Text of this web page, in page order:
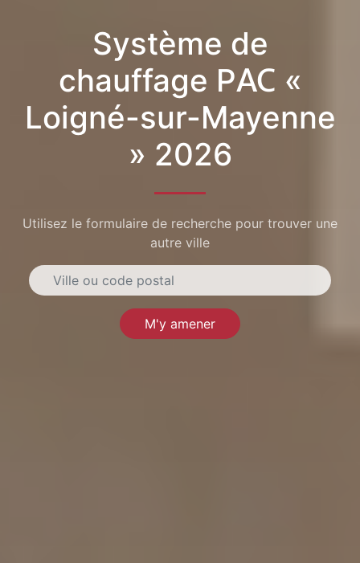
Système de
chauffage PAC «
Loigné-sur-Mayenne
» 2026
Utilisez le formulaire de recherche pour trouver une
autre ville
M'y amener